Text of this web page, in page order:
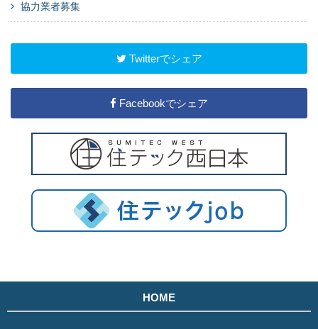
協力業者募集
Twitterでシェア
Facebookでシェア
HOME